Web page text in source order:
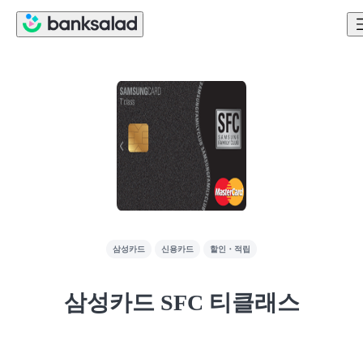
삼성카드 신용카드 할인・적립
삼성카드 SFC 티클래스